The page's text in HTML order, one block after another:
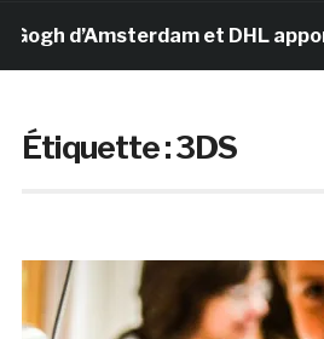
d’Amsterdam et DHL
Étiquette :3DS